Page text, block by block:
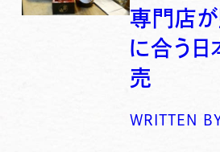
専門店が
に合う
売
WRITTEN